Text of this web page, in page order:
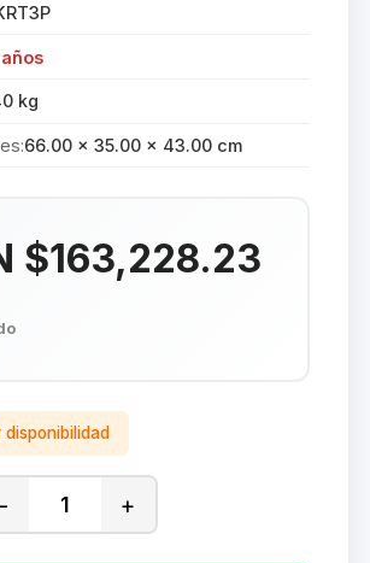
kg
66.00 × 35.00 × 43.00 cm
$163,228.23
+